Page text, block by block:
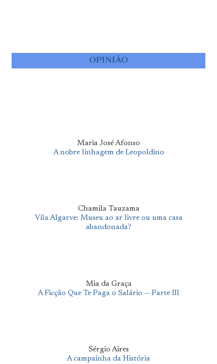
OPINIÃO
Maria José Afonso
A nobre linhagem de Leopoldino
Chamila Tauzama
Vila Algarve: Museu ao ar livre ou uma casa
abandonada?
Mia da Graça
A Ficção Que Te Paga o Salário — Parte III
Sérgio Aires
A campainha da História